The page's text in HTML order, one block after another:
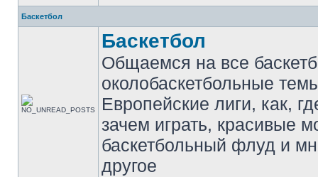
Баскетбол
Баскетбол
Общаемся на все
околобаскетбольные
Европейские лиги, как,
зачем играть, красивые
баскетбольный флуд и
другое